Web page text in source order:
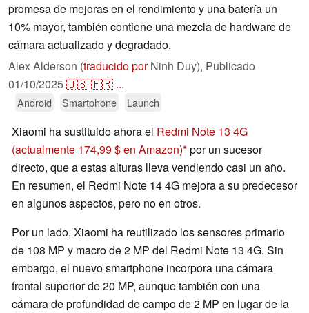
promesa de mejoras en el rendimiento y una batería un
10% mayor, también contiene una mezcla de hardware de
cámara actualizado y degradado.
Alex Alderson (traducido porNinh Duy), Publicado
01/10/2025🇺🇸🇫🇷 ...
Android Smartphone Launch
Xiaomi ha sustituido ahora el Redmi Note 13 4G
(actualmente 174,99 $ en Amazon) por un sucesor
directo, que a estas alturas lleva vendiendo casi un año.
En resumen, el Redmi Note 14 4G mejora a su predecesor
en algunos aspectos, pero no en otros.
Por un lado, Xiaomi ha reutilizado los sensores primario
de 108 MP y macro de 2 MP del Redmi Note 13 4G. Sin
embargo, el nuevo smartphone incorpora una cámara
frontal superior de 20 MP, aunque también con una
cámara de profundidad de campo de 2 MP en lugar de la